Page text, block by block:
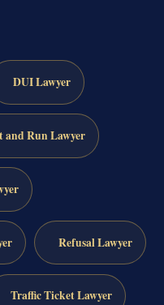
DUI Lawyer
and Run Lawyer
Refusal Lawyer
Traffic Ticket Lawyer